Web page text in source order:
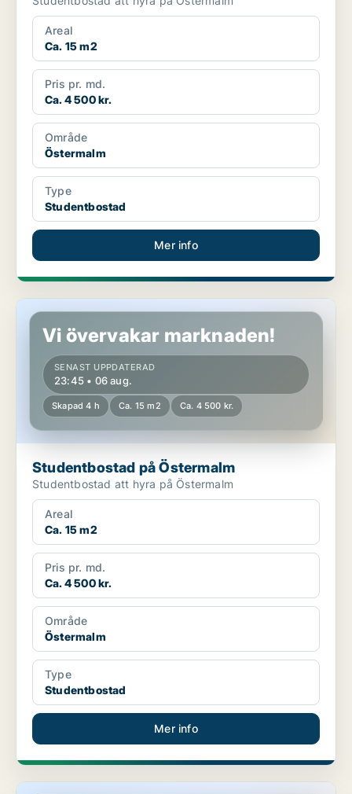
Areal
Ca. 15 m2
Pris pr. md.
Ca. 4 500 kr.
Område
Östermalm
Type
Studentbostad
Mer info
Studentbostad på Östermalm
Vi övervakar marknaden!
SENAST UPPDATERAD
23:45 • 06 aug.
Skapad 4 h Ca. 15 m2 Ca. 4 500 kr.
Studentbostad på Östermalm
Studentbostad att hyra på Östermalm
Areal
Ca. 15 m2
Pris pr. md.
Ca. 4 500 kr.
Område
Östermalm
Type
Studentbostad
Mer info
Studentbostad på Gärdet/Djurgården